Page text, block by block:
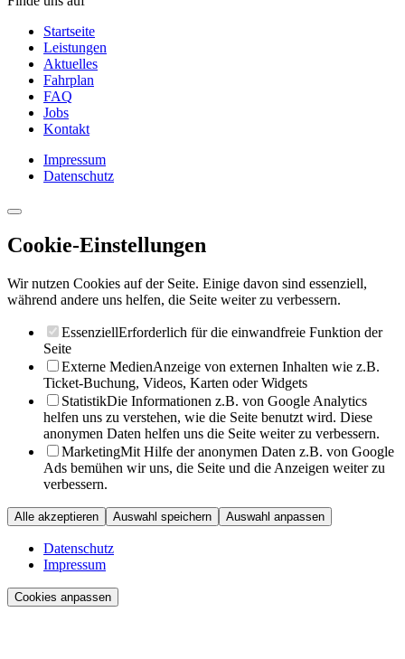
Startseite
Leistungen
Aktuelles
Fahrplan
FAQ
Jobs
Kontakt
Impressum
Datenschutz
Cookie-Einstellungen
Wir nutzen Cookies auf der Seite. Einige davon sind essenziell,
während andere uns helfen, die Seite weiter zu verbessern.
EssenziellErforderlich für die einwandfreie Funktion der
Seite
Externe MedienAnzeige von externen Inhalten wie z.B.
Ticket-Buchung, Videos, Karten oder Widgets
StatistikDie Informationen z.B. von Google Analytics
helfen uns zu verstehen, wie die Seite benutzt wird. Diese
anonymen Daten helfen uns die Seite weiter zu verbessern.
MarketingMit Hilfe der anonymen Daten z.B. von Google
Ads bemühen wir uns, die Seite und die Anzeigen weiter zu
verbessern.
Alle akzeptieren Auswahl speichern Auswahl anpassen
Datenschutz
Impressum
Cookies anpassen